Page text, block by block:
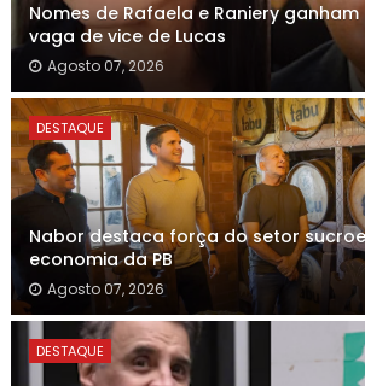
Nomes de Rafaela e Raniery
vaga de vice de Lucas
Agosto 07, 2026
DESTAQUE
Nabor destaca força do setor
economia da PB
Agosto 07, 2026
DESTAQUE